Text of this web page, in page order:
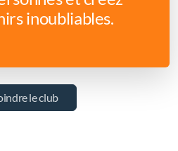
inoubliables.
le club